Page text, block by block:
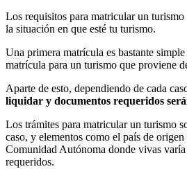
Los requisitos para matricular un
la situación en que esté tu turismo.
Una primera matrícula es bastante
matrícula para un turismo que proviene
Aparte de esto, dependiendo de cada
liquidar y documentos requeridos
Los trámites para matricular un turismo
caso, y elementos como el país de
Comunidad Autónoma donde vivas
requeridos.